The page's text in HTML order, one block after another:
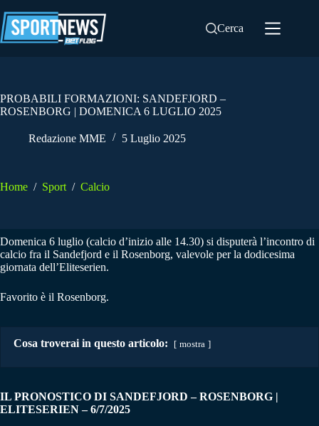
al
contenuto
Cerca
PROBABILI FORMAZIONI: SANDEFJORD –
ROSENBORG | DOMENICA 6 LUGLIO 2025
Redazione MME 5 Luglio 2025
Home / Sport / Calcio
Domenica 6 luglio (calcio d’inizio alle 14.30) si disputerà l’incontro di
calcio fra il Sandefjord e il Rosenborg, valevole per la dodicesima
giornata dell’Eliteserien.
Favorito è il Rosenborg.
Cosa troverai in questo articolo: mostra
IL PRONOSTICO DI SANDEFJORD – ROSENBORG |
ELITESERIEN – 6/7/2025